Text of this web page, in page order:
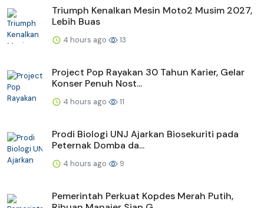
Triumph Kenalkan Mesin Moto2 Musim 2027,
Lebih Buas
4 hours ago 13
Project Pop Rayakan 30 Tahun Karier, Gelar
Konser Penuh Nost...
4 hours ago 11
Prodi Biologi UNJ Ajarkan Biosekuriti pada
Peternak Domba da...
4 hours ago 9
Pemerintah Perkuat Kopdes Merah Putih,